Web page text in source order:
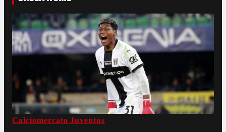
Calciomercato Juventus